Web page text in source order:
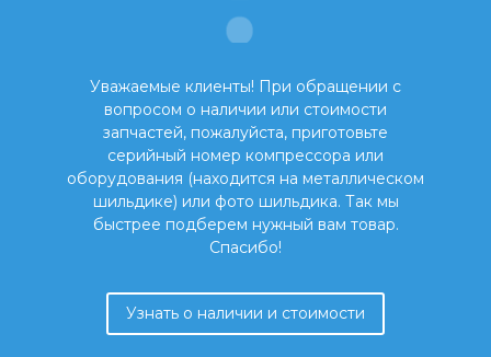
Уважаемые клиенты! При обращении с
вопросом о наличии или стоимости
запчастей, пожалуйста, приготовьте
серийный номер компрессора или
оборудования (находится на металлическом
шильдике) или фото шильдика. Так мы
быстрее подберем нужный вам товар.
Спасибо!
Узнать о наличии и стоимости